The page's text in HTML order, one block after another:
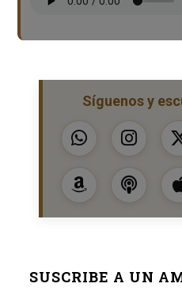
Síguenos y
SUSCRIBE A UN